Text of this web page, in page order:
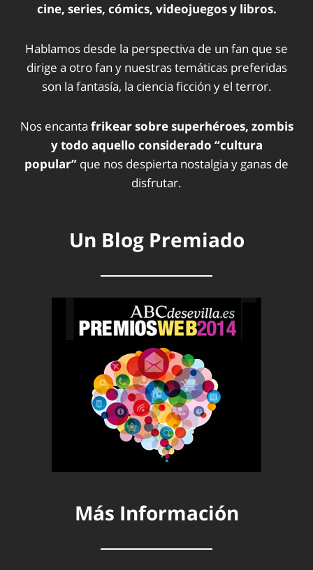
cine, series, cómics, videojuegos y libros.
Hablamos desde la perspectiva de un fan que se
dirige a otro fan y nuestras temáticas preferidas
son la fantasía, la ciencia ficción y el terror.
Nos encanta frikear sobre superhéroes, zombis
y todo aquello considerado “cultura
popular” que nos despierta nostalgia y ganas de
disfrutar.
Un Blog Premiado
Más Información